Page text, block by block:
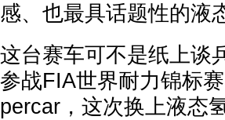
感、也最具话题性的液
这台赛车可不是纸上谈
参战FIA世界耐力锦标
percar，这次换上液态